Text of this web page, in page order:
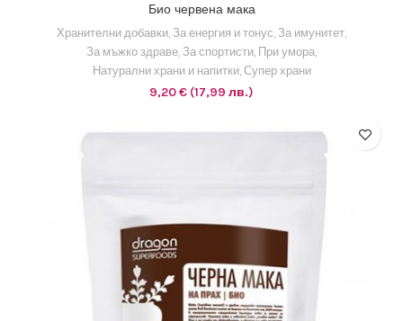
Био червена мака
Хранителни добавки, За енергия и тонус, За имунитет,
За мъжко здраве, За спортисти, При умора,
Натурални храни и напитки, Супер храни
9,20€ (17,99 лв.)